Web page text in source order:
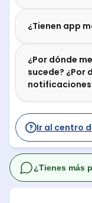
¿Tienen app
¿Por dónde
sucede? ¿Por
Ir al centro
¿Tienes más